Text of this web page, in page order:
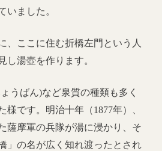
いました。
、ここに住む折橋左門という人
し湯壺を作ります。
うばん)など泉質の種類も多く
様です。明治十年（1877年）、
薩摩軍の兵隊が湯に浸かり、そ
」の名が広く知れ渡ったとされ